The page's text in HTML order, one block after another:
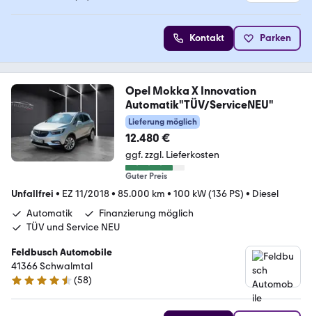
Kontakt Parken
Opel Mokka X Innovation
Automatik"TÜV/ServiceNEU"
Lieferung möglich
12.480 €
ggf. zzgl. Lieferkosten
Guter Preis
Unfallfrei • EZ 11/2018• 85.000 km • 100 kW (136 PS) • Diesel
Automatik
Finanzierung möglich
TÜV und Service NEU
Feldbusch Automobile
41366 Schwalmtal
4.5 Sterne
(58)